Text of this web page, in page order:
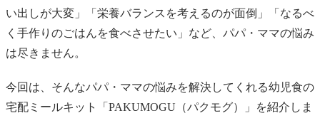
い出しが大変」「栄養バランスを考えるのが面倒」「なるべ
く手作りのごはんを食べさせたい」など、パパ・ママの悩み
は尽きません。
今回は、そんなパパ・ママの悩みを解決してくれる幼児食の
宅配ミールキット「PAKUMOGU（パクモグ）」を紹介しま